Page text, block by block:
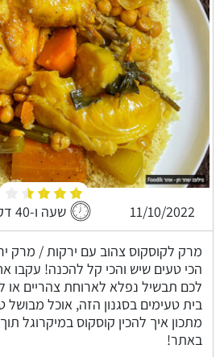
11/10/2022 שעה ו-40 דקות
מרק לקוסקוס צהוב עם ירקות / מרק
הכי טעים שיש והכי קל להכנה! עקבו
לכם תבשיל נפלא לארוחת צהריים או
בית טעימים בסגנון הזה, אוכל מבושל
באתר!